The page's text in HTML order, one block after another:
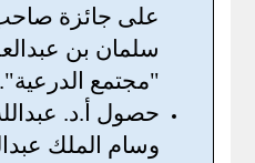
على جائزة
سلمان بن
"مجتمع الدرعية".
حصول أ.د.
وسام الملك